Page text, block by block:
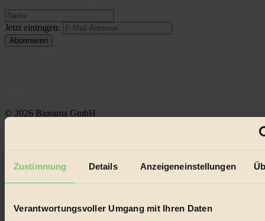
Zustimmung Details Anzeigeneinstellungen
Verantwortungsvoller Umgang mit Ihren Daten
Jetzt eintragen:
© 2026 Biorama GmbH
Biorama steht für einen nachhaltigen Lebensstil und bewussten
Lebenswandel. Es ist eine moderne Plattform für Ideen, Menschen
Handels mit Bioprodukten, des Fair-Trade sowie der Branche